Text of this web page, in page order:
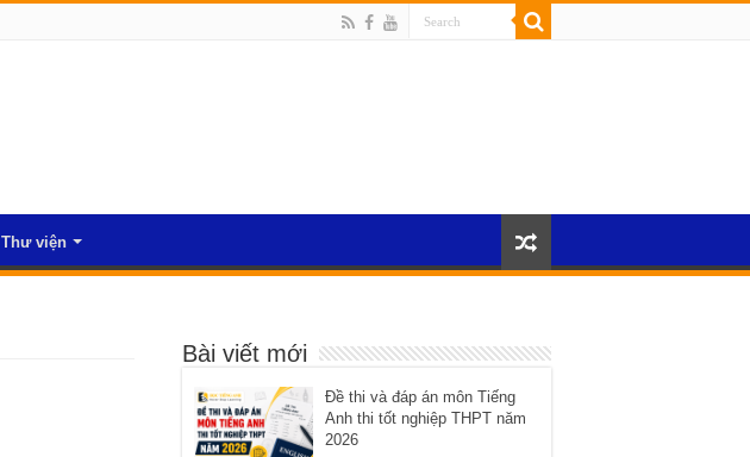
Thư viện
Bài viết mới
Đề thi và đáp án môn Tiếng
Anh thi tốt nghiệp THPT năm
2026